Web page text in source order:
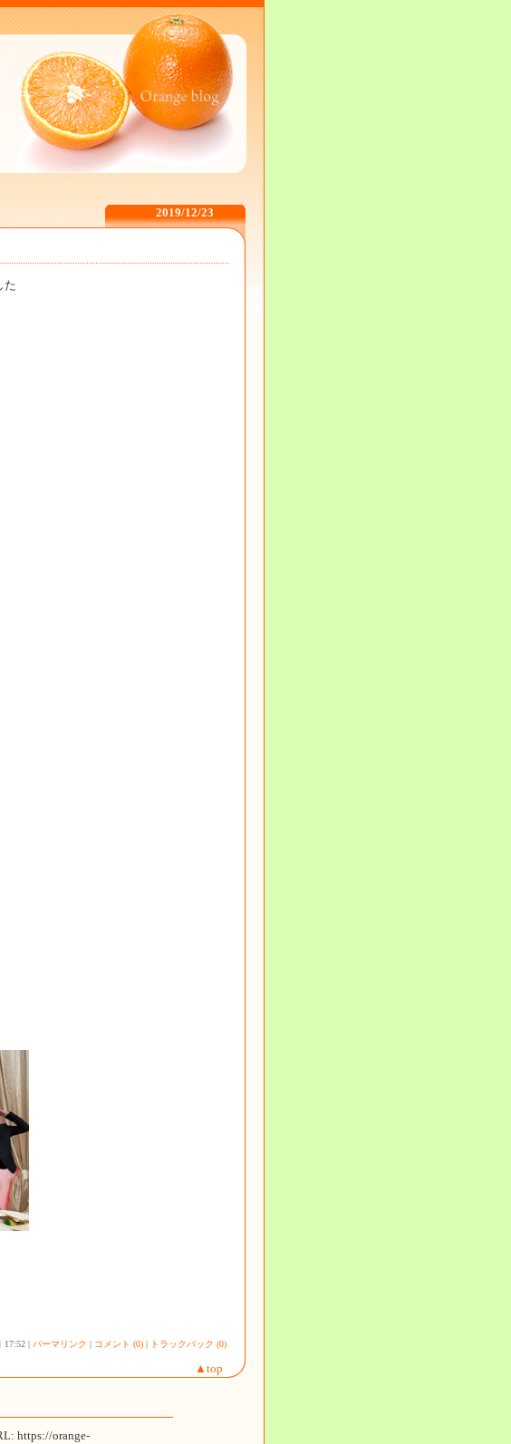
2019/12/23
た
17:52 | パーマリンク | コメント (0) | トラックバック (0)
▲top
https://orange-